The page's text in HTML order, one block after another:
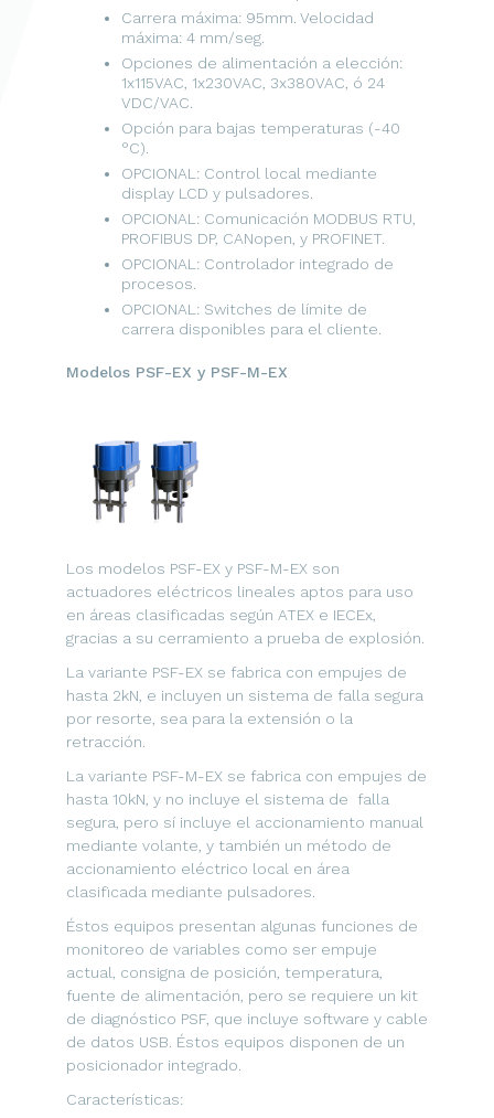
Carrera máxima: 95mm. Velocidad
máxima: 4 mm/seg.
Opciones de alimentación a elección:
1x115VAC, 1x230VAC, 3x380VAC, ó 24
VDC/VAC.
Opción para bajas temperaturas (-40
°C).
OPCIONAL: Control local mediante
display LCD y pulsadores.
OPCIONAL: Comunicación MODBUS RTU,
PROFIBUS DP, CANopen, y PROFINET.
OPCIONAL: Controlador integrado de
procesos.
OPCIONAL: Switches de límite de
carrera disponibles para el cliente.
Modelos PSF-EX y PSF-M-EX
Los modelos PSF-EX y PSF-M-EX son
actuadores eléctricos lineales aptos para uso
en áreas clasificadas según ATEX e IECEx,
gracias a su cerramiento a prueba de explosión.
La variante PSF-EX se fabrica con empujes de
hasta 2kN, e incluyen un sistema de falla segura
por resorte, sea para la extensión o la
retracción.
La variante PSF-M-EX se fabrica con empujes de
hasta 10kN, y no incluye el sistema de falla
segura, pero sí incluye el accionamiento manual
mediante volante, y también un método de
accionamiento eléctrico local en área
clasificada mediante pulsadores.
Éstos equipos presentan algunas funciones de
monitoreo de variables como ser empuje
actual, consigna de posición, temperatura,
fuente de alimentación, pero se requiere un kit
de diagnóstico PSF, que incluye software y cable
de datos USB. Éstos equipos disponen de un
posicionador integrado.
Características: